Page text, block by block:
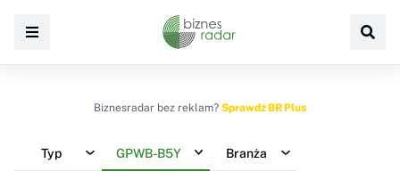
Biznesradar bez reklam? Sprawdź BR Plus
Typ GPWB-B5Y Branża